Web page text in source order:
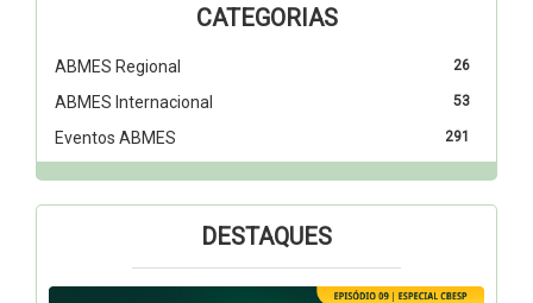
CATEGORIAS
26
ABMES Regional
53
ABMES Internacional
291
Eventos ABMES
DESTAQUES